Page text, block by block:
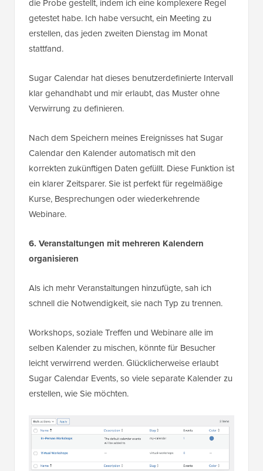
die Probe gestellt, indem ich eine komplexere Regel
getestet habe. Ich habe versucht, ein Meeting zu
erstellen, das jeden zweiten Dienstag im Monat
stattfand.
Sugar Calendar hat dieses benutzerdefinierte Intervall
klar gehandhabt und mir erlaubt, das Muster ohne
Verwirrung zu definieren.
Nach dem Speichern meines Ereignisses hat Sugar
Calendar den Kalender automatisch mit den
korrekten zukünftigen Daten gefüllt. Diese Funktion ist
ein klarer Zeitsparer. Sie ist perfekt für regelmäßige
Kurse, Besprechungen oder wiederkehrende
Webinare.
6. Veranstaltungen mit mehreren Kalendern
organisieren
​​Als ich mehr Veranstaltungen hinzufügte, sah ich
schnell die Notwendigkeit, sie nach Typ zu trennen.
Workshops, soziale Treffen und Webinare alle im
selben Kalender zu mischen, könnte für Besucher
leicht verwirrend werden. Glücklicherweise erlaubt
Sugar Calendar Events, so viele separate Kalender zu
erstellen, wie Sie möchten.